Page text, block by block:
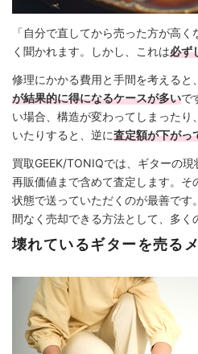
「自分で直してから売った方が高
く聞かれます。しかし、これは必ず
修理にかかる費用と手間を考えると、
が結果的に得になるケースが多いで
い場合、構造が変わってしまったり
いたりすると、逆に査定額が下がっ
買取GEEK/TONIQでは、ギターの
再販価値まで含めて査定します。そ
状態で送っていただくのが最善です
間なく売却できる方法として、多く
壊れているギターを売る